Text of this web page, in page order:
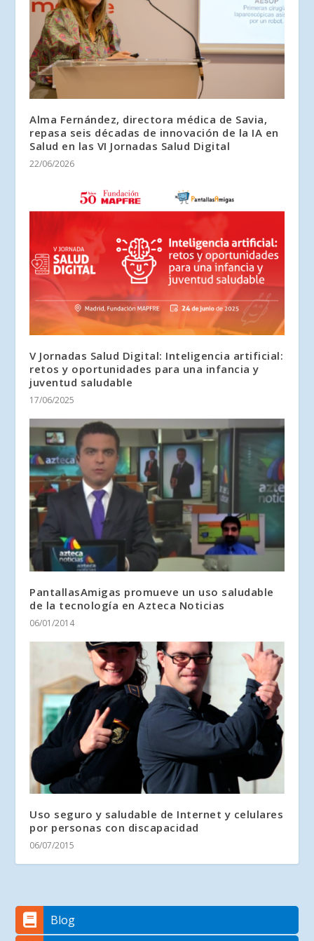
Alma Fernández, directora médica de Savia,
repasa seis décadas de innovación de la IA en
Salud en las VI Jornadas Salud Digital
22/06/2026
V Jornadas Salud Digital: Inteligencia artificial:
retos y oportunidades para una infancia y
juventud saludable
17/06/2025
PantallasAmigas promueve un uso saludable
de la tecnología en Azteca Noticias
06/01/2014
Uso seguro y saludable de Internet y celulares
por personas con discapacidad
06/07/2015
Blog